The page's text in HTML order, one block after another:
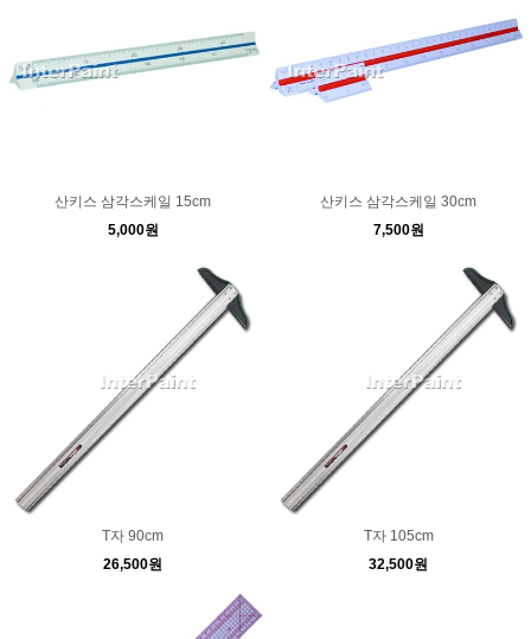
산키스 삼각스케일 15cm
5,000원
산키스 삼각스케일 30cm
7,500원
T자 90cm
26,500원
T자 105cm
32,500원